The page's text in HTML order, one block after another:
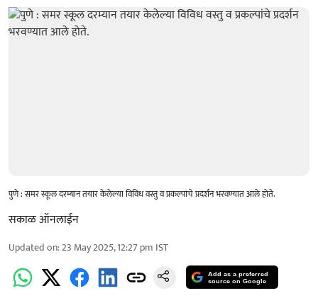
पुणे : समर स्कूल दरम्यान तयार केलेल्या विविध वस्तु व प्रकल्पांचे प्रदर्शन भरवण्यात आले होते.
सकाळ ऑनलाईन
Updated on:23 May 2025, 12:27 pm IST
Add as a preferred
source on Google